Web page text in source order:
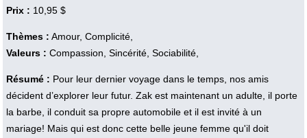
Prix : 10,95 $
Thèmes : Amour, Complicité,
Valeurs : Compassion, Sincérité, Sociabilité,
Résumé : Pour leur dernier voyage dans le temps, nos amis
décident d’explorer leur futur. Zak est maintenant un adulte, il porte
la barbe, il conduit sa propre automobile et il est invité à un
mariage! Mais qui est donc cette belle jeune femme qu'il doit